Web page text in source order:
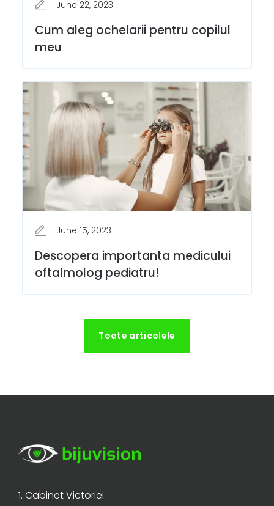
June 22, 2023
Cum aleg ochelarii pentru copilul
meu
June 15, 2023
Descopera importanta medicului
oftalmolog pediatru!
Toate articolele
1. Cabinet Victoriei